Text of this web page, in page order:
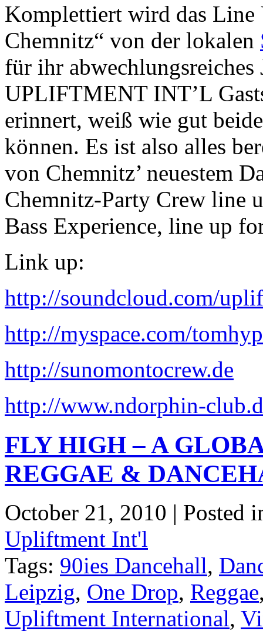
Komplettiert wird das Line
Chemnitz“ von der lokalen
für ihr abwechlungsreiches
UPLIFTMENT INT’L
erinnert, weiß wie gut
können. Es ist also alles
von Chemnitz’ neuestem
Chemnitz-Party Crew line
Bass Experience, line up
Link up:
http://soundcloud.com/
http://myspace.com/
http://sunomontocrew.de
http://www.ndorphin-
FLY HIGH – A
REGGAE &
October 21, 2010 | Posted
Upliftment Int'l
Tags: 90ies Dancehall,
Leipzig, One Drop, Reggae
Upliftment International,